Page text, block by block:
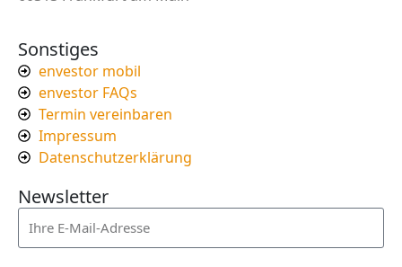
Sonstiges
envestor mobil
envestor FAQs
Termin vereinbaren
Impressum
Datenschutzerklärung
Newsletter